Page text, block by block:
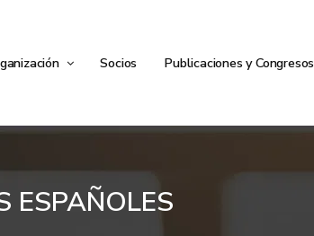
Socios Publicaciones y Congresos
ESPAÑOLES